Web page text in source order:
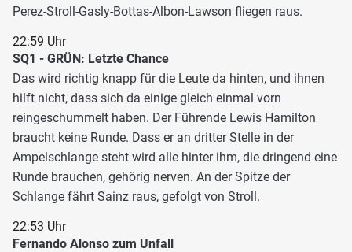
Perez-Stroll-Gasly-Bottas-Albon-Lawson fliegen raus.
22:59 Uhr
SQ1 - GRÜN: Letzte Chance
Das wird richtig knapp für die Leute da hinten, und ihnen
hilft nicht, dass sich da einige gleich einmal vorn
reingeschummelt haben. Der Führende Lewis Hamilton
braucht keine Runde. Dass er an dritter Stelle in der
Ampelschlange steht wird alle hinter ihm, die dringend eine
Runde brauchen, gehörig nerven. An der Spitze der
Schlange fährt Sainz raus, gefolgt von Stroll.
22:53 Uhr
Fernando Alonso zum Unfall